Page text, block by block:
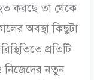
করছে তা থেকে
অবস্থা কিছুটা
প্রতিটি
নিজেদের নতুন